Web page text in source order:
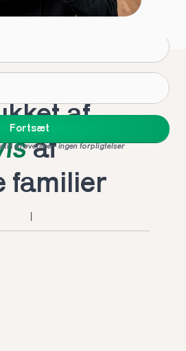
vi dig?
Fortsæt
prøvetime - ingen forpligtelser
Foretrukket af
af
familier